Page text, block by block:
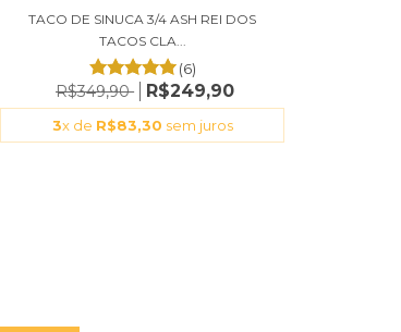
TACO DE SINUCA 3/4 ASH REI DOS
TACOS CLA...
(6)
R$349,90 R$249,90
3x de R$83,30 sem juros